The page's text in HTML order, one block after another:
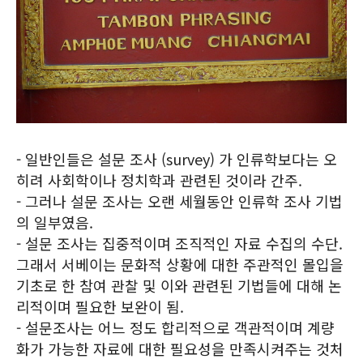
- 일반인들은 설문 조사 (survey) 가 인류학보다는 오
히려 사회학이나 정치학과 관련된 것이라 간주.
- 그러나 설문 조사는 오랜 세월동안 인류학 조사 기법
의 일부였음.
- 설문 조사는 집중적이며 조직적인 자료 수집의 수단.
그래서 서베이는 문화적 상황에 대한 주관적인 몰입을
기초로 한 참여 관찰 및 이와 관련된 기법들에 대해 논
리적이며 필요한 보완이 됨.
- 설문조사는 어느 정도 합리적으로 객관적이며 계량
화가 가능한 자료에 대한 필요성을 만족시켜주는 것처